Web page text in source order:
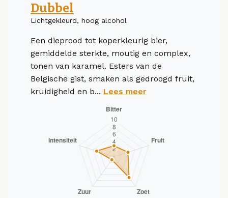
Dubbel
Lichtgekleurd, hoog alcohol
Een dieprood tot koperkleurig bier,
gemiddelde sterkte, moutig en complex,
tonen van karamel. Esters van de
Belgische gist, smaken als gedroogd fruit,
kruidigheid en b... Lees meer